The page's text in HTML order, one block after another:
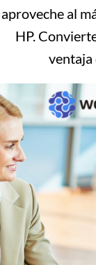
aproveche al
HP.
ventaja